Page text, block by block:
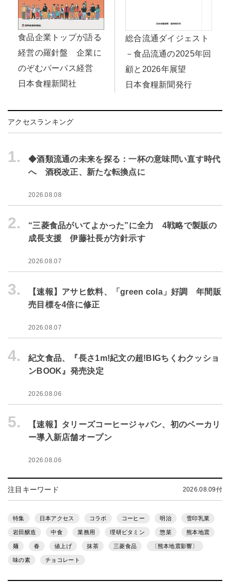
食品企業トップが語る
経営の羅針盤 企業に
のぞむパーパス経営
日本食糧新聞社
総合流通ダイジェスト
－食品流通の2025年回
顧と2026年展望
日本食糧新聞発行
アクセスランキング
1.
◆酒類流通の未来を探る：一杯の意味問い直す時代
へ 酒税改正、新たな転換点に
2026.08.08
2.
“三菱食品がいてよかった”に全力 4戦略で製販の
成長支援 伊藤社長が方針示す
2026.08.07
3.
【速報】アサヒ飲料、「green cola」好調 年間販
売目標を4倍に修正
2026.08.07
4.
紀文食品、『長さ1m!紀文の超!BIGちくわクッショ
ンBOOK』発売決定
2026.08.06
5.
【速報】タリーズコーヒージャパン、初のベーカリ
ー導入新店舗オープン
2026.08.06
注目キーワード 2026.08.09付
特集 日本アクセス コラボ コーヒー 明治 雪印乳業
岩田醸造 中食 業務用 理研ビタミン 惣菜 熊本地震
麺 春 値上げ 抹茶 三菱食品 〔熊本地震影響〕
味の素 チョコレート